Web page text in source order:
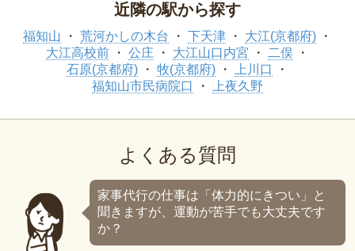
近隣の駅から探す
福知山 荒河かしの木台 下天津
大江(京都府)
大江高校前
公庄 大江山口内宮
二俣
石原(京都府)
牧(京都府)
上川口
福知山市民病院口
上夜久野
よくある質問
家事代行の仕事は「体力的にきつい」と
聞きますが、運動が苦手でも大丈夫です
か？